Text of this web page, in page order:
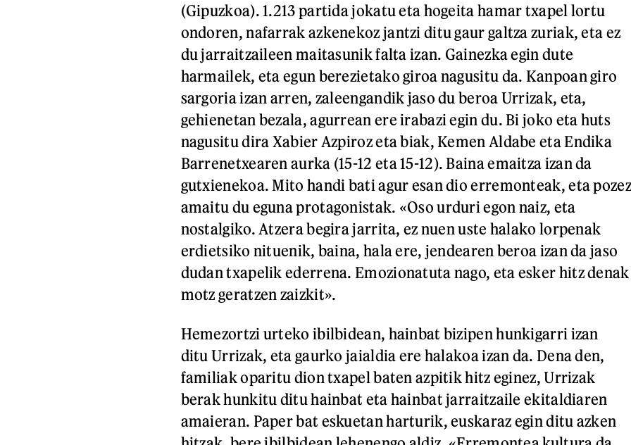
(Gipuzkoa). 1.213 partida jokatu eta hogeita hamar txapel lortu
ondoren, nafarrak azkenekoz jantzi ditu gaur galtza zuriak, eta ez
du jarraitzaileen maitasunik falta izan. Gainezka egin dute
harmailek, eta egun berezietako giroa nagusitu da. Kanpoan giro
sargoria izan arren, zaleengandik jaso du beroa Urrizak, eta,
gehienetan bezala, agurrean ere irabazi egin du. Bi joko eta huts
nagusitu dira Xabier Azpiroz eta biak, Kemen Aldabe eta Endika
Barrenetxearen aurka (15-12 eta 15-12). Baina emaitza izan da
gutxienekoa. Mito handi bati agur esan dio erremonteak, eta pozez
amaitu du eguna protagonistak. «Oso urduri egon naiz, eta
nostalgiko. Atzera begira jarrita, ez nuen uste halako lorpenak
erdietsiko nituenik, baina, hala ere, jendearen beroa izan da jaso
dudan txapelik ederrena. Emozionatuta nago, eta esker hitz denak
motz geratzen zaizkit».
Hemezortzi urteko ibilbidean, hainbat bizipen hunkigarri izan
ditu Urrizak, eta gaurko jaialdia ere halakoa izan da. Dena den,
familiak oparitu dion txapel baten azpitik hitz eginez, Urrizak
berak hunkitu ditu hainbat eta hainbat jarraitzaile ekitaldiaren
amaieran. Paper bat eskuetan harturik, euskaraz egin ditu azken